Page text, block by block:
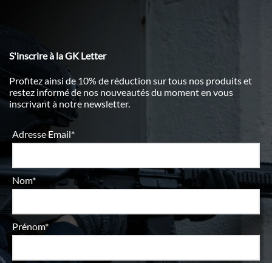
S'inscrire à la GK Letter
Profitez ainsi de 10% de réduction sur tous nos produits et
restez informé de nos nouveautés du moment en vous
inscrivant à notre newsletter.
Adresse Email*
Nom*
Prénom*